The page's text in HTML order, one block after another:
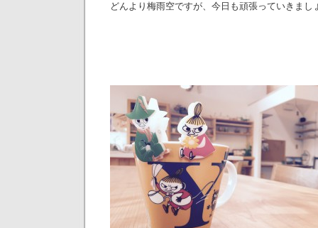
どんより梅雨空ですが、今日も頑張っていきまし